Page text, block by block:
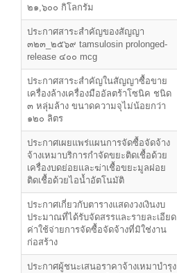
๒๑,๖๐๐ กิโลกรัม
ประกาศสาระสำคัญของสัญญา
๓๒๓_๒๕๖๙ tamsulosin prolonged-
release ๔๐๐ mcg
ประกาศสาระสำคัญในสัญญาซื้อขาย
เครื่องล้างเครื่องมืออัลตร้าโซนิค ชนิด
๓ หลุ่มล้าง ขนาดความจุไม่น้อยกว่า
๑๒๐ ลิตร
ประกาศเผยแพร่แผนการจัดซื้อจัดจ้าง
จ้างเหมาบริการกำจัดขยะติดเชื้อด้วย
เครื่องบดย่อยและฆ่าเชื้อขยะมูลฝอย
ติดเชื้อด้วยไอน้ำอัตโนมัติ
ประกาศเกี่ยวกับตารางแสดงวงเงินงบ
ประมาณที่ได้รับจัดสรรและรายละเอียด
ค่าใช้จ่ายการจัดซื้อจัดจ้างที่มิใช่งาน
ก่อสร้าง
ประกาศผู้ชนะเสนอราคาจ้างเหมาบำรุง